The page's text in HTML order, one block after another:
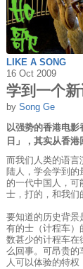
LIKE A SONG
16 Oct 2009
学到一个新
by Song Ge
以强势的香港电
日」，其实从香
而我们人类的语言
陆人，学会学到
的一代中国人，
士，打的，和我们
要知道的历史背景
有的士（计程车）
数甚少的计程车在
么回事。可昂贵的
人可以体验的特